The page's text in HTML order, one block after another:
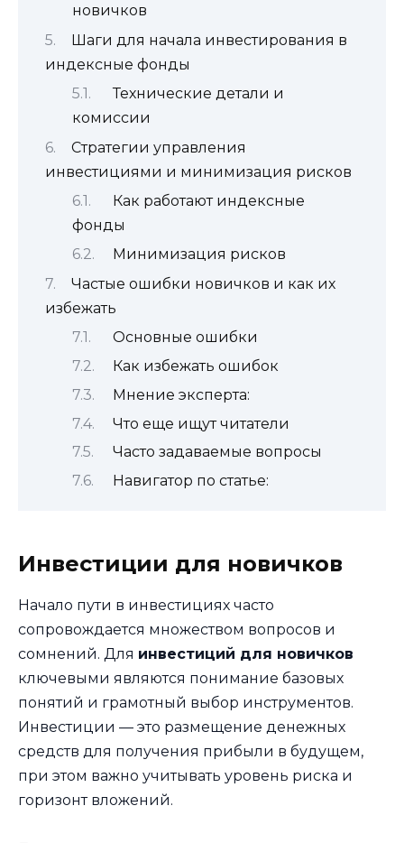
новичков
Шаги для начала инвестирования в
индексные фонды
Технические детали и
комиссии
Стратегии управления
инвестициями и минимизация рисков
Как работают индексные
фонды
Минимизация рисков
Частые ошибки новичков и как их
избежать
Основные ошибки
Как избежать ошибок
Мнение эксперта:
Что еще ищут читатели
Часто задаваемые вопросы
Навигатор по статье:
Инвестиции для новичков
Начало пути в инвестициях часто
сопровождается множеством вопросов и
сомнений. Для инвестиций для новичков
ключевыми являются понимание базовых
понятий и грамотный выбор инструментов.
Инвестиции — это размещение денежных
средств для получения прибыли в будущем,
при этом важно учитывать уровень риска и
горизонт вложений.